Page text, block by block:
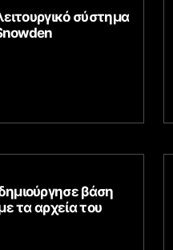
σύστημα
βάση
τα αρχεία του